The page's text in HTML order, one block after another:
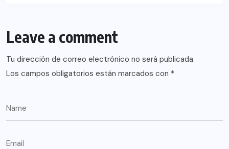
Leave a comment
Tu dirección de correo electrónico no será publicada.
Los campos obligatorios están marcados con *